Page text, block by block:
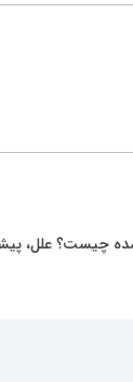
شده چیست؟ علل،